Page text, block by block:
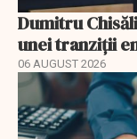
Dumitru
unei tranziții
06 AUGUST 2026